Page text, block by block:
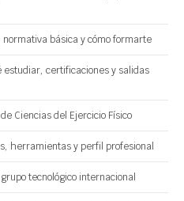
básica y cómo formarte
certificaciones y salidas
Ciencias del Ejercicio Físico
herramientas y perfil profesional
tecnológico internacional